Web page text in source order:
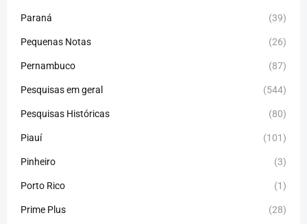
Paraná (39)
Pequenas Notas (26)
Pernambuco (87)
Pesquisas em geral (544)
Pesquisas Históricas (80)
Piauí (101)
Pinheiro (3)
Porto Rico (1)
Prime Plus (28)